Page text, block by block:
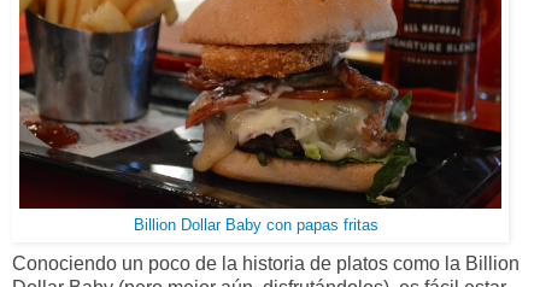
Billion Dollar Baby con papas fritas
Conociendo un poco de la historia de platos como la Billion